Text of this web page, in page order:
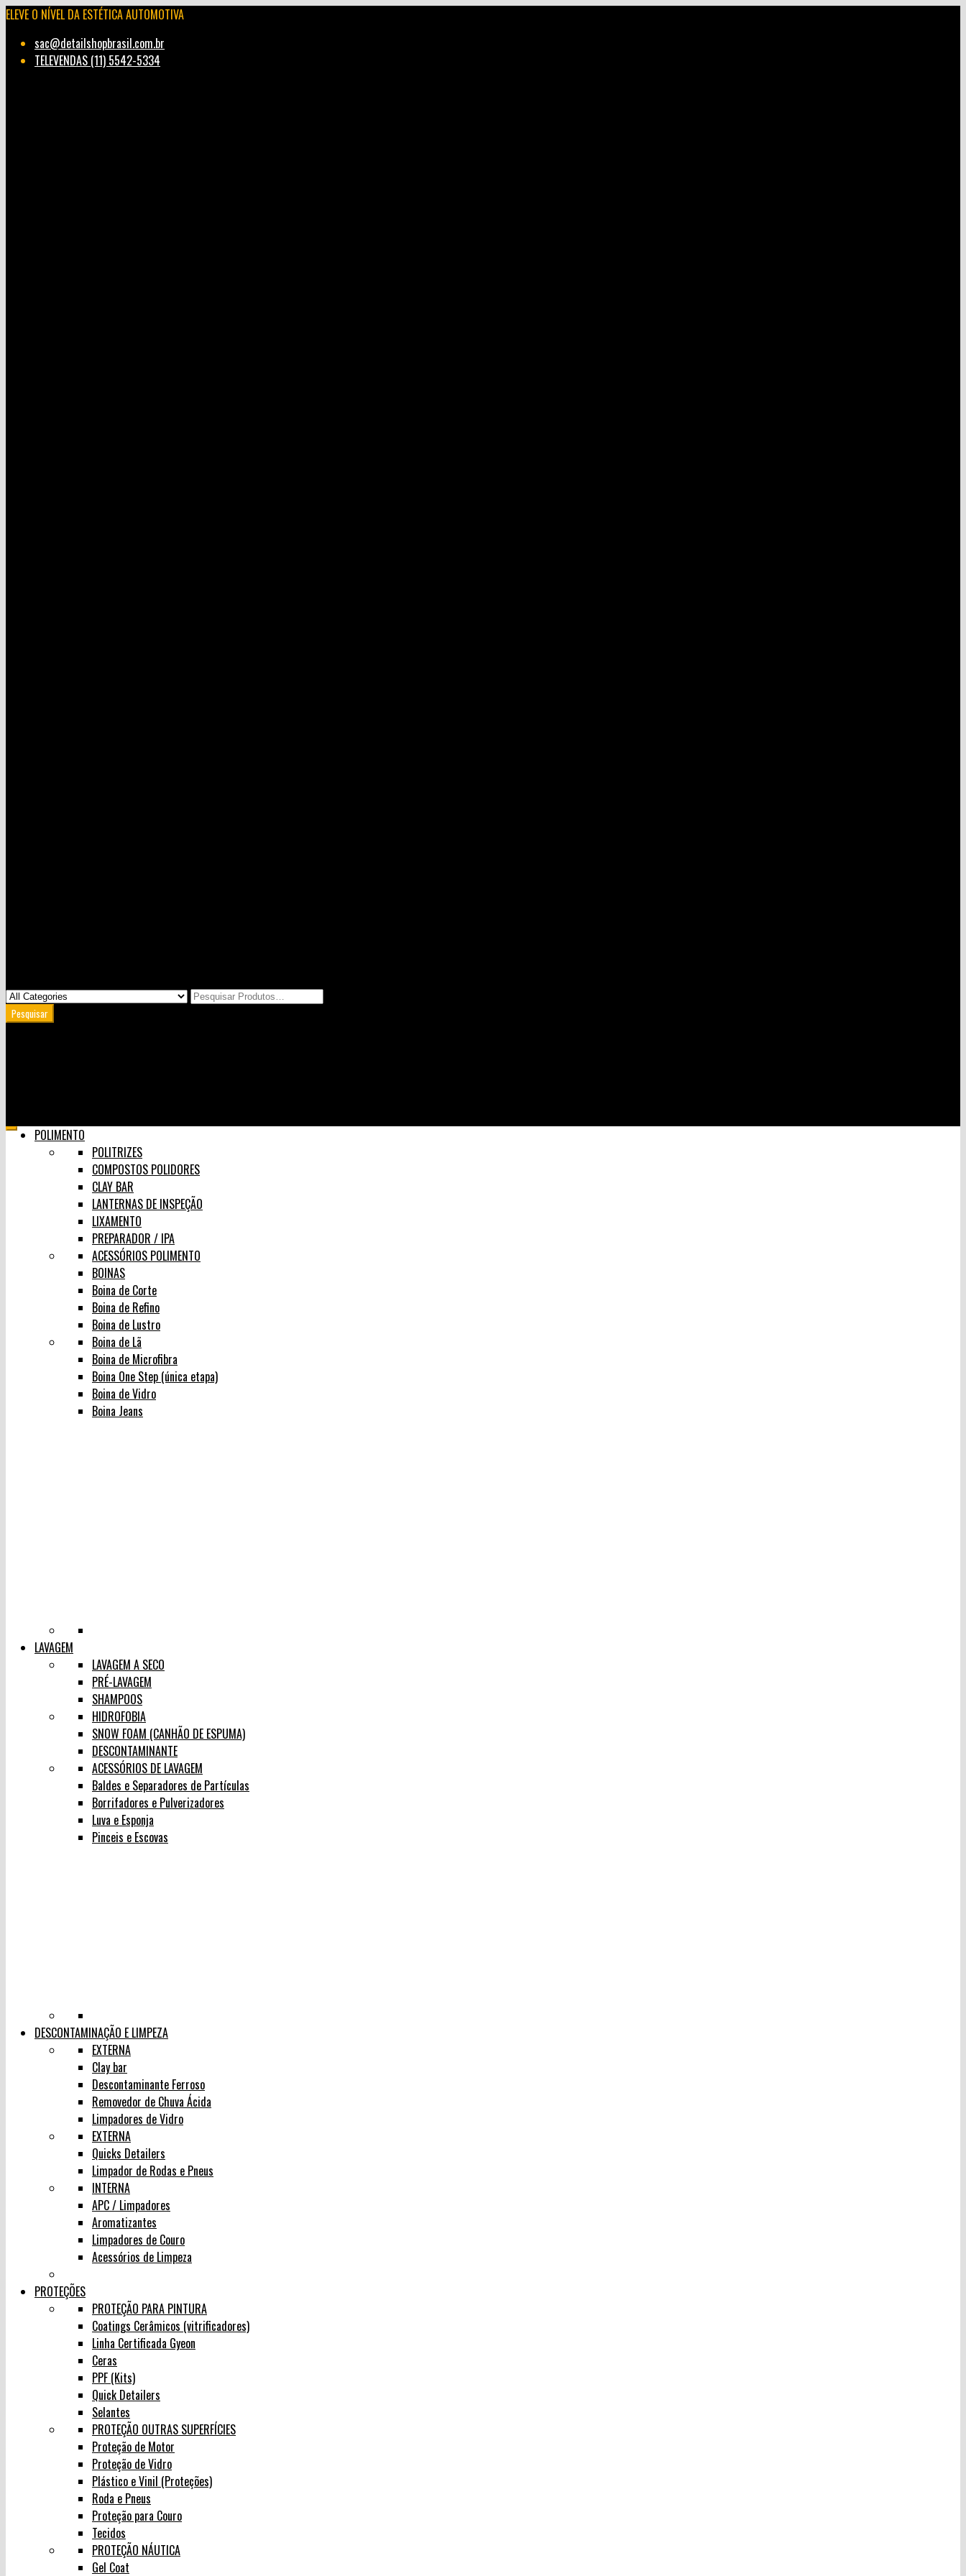
ELEVE O NÍVEL DA ESTÉTICA AUTOMOTIVA
sac@detailshopbrasil.com.br
TELEVENDAS (11) 5542-5334
Skip
POLIMENTO
POLITRIZES
COMPOSTOS POLIDORES
CLAY BAR
LANTERNAS DE INSPEÇÃO
LIXAMENTO
PREPARADOR / IPA
ACESSÓRIOS POLIMENTO
BOINAS
Boina de Corte
Boina de Refino
Boina de Lustro
Boina de Lã
Boina de Microfibra
Boina One Step (única etapa)
Boina de Vidro
Boina Jeans
LAVAGEM
LAVAGEM A SECO
PRÉ-LAVAGEM
SHAMPOOS
HIDROFOBIA
SNOW FOAM (CANHÃO DE ESPUMA)
DESCONTAMINANTE
ACESSÓRIOS DE LAVAGEM
Baldes e Separadores de Partículas
Borrifadores e Pulverizadores
Luva e Esponja
Pinceis e Escovas
DESCONTAMINAÇÃO E LIMPEZA
EXTERNA
Clay bar
Descontaminante Ferroso
Removedor de Chuva Ácida
Limpadores de Vidro
EXTERNA
Quicks Detailers
Limpador de Rodas e Pneus
INTERNA
APC / Limpadores
Aromatizantes
Limpadores de Couro
Acessórios de Limpeza
PROTEÇÕES
PROTEÇÃO PARA PINTURA
Coatings Cerâmicos (vitrificadores)
Linha Certificada Gyeon
Ceras
PPF (Kits)
Quick Detailers
Selantes
PROTEÇÃO OUTRAS SUPERFÍCIES
Proteção de Motor
Proteção de Vidro
Plástico e Vinil (Proteções)
Roda e Pneus
Proteção para Couro
Tecidos
PROTEÇÃO NÁUTICA
Gel Coat